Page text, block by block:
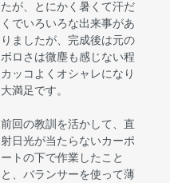
たが、とにかく暑くて汗だ
くでいろいろな出来事があ
りましたが、完成後は元の
ボロさは微塵も感じない程
カッコよくオシャレになり
大満足です。
前回の教訓を活かして、直
射日光が当たらないカーポ
ートの下で作業したこと
と、バランサーを使って薄